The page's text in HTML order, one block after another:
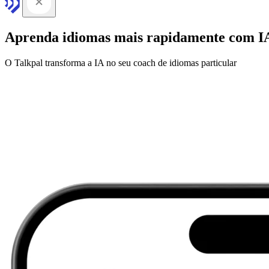
Aprenda idiomas mais rapidamente com
O Talkpal transforma a IA no seu coach de idiomas particular